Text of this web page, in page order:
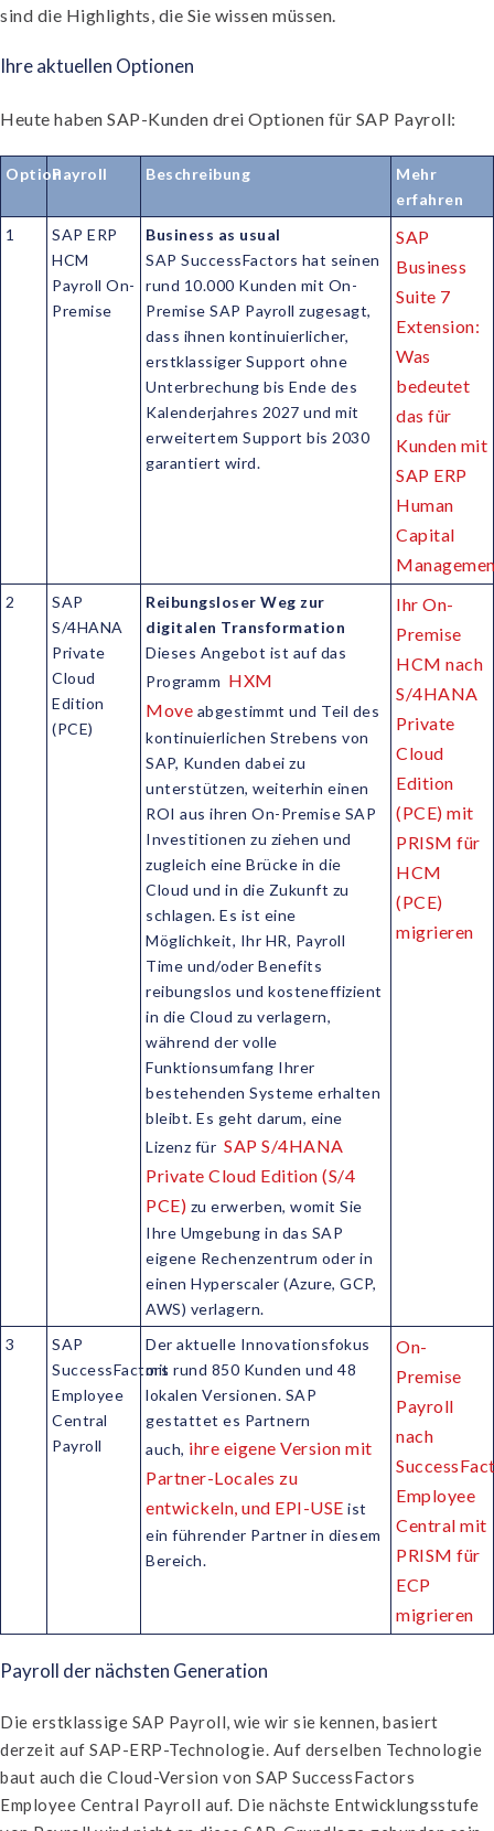
sind die Highlights, die Sie wissen müssen.
Ihre aktuellen Optionen
Heute haben SAP-Kunden drei Optionen für SAP Payroll:
OptionPayroll Beschreibung
Mehr
erfahren
1
SAP ERP
HCM
Payroll On-
Premise
Business as usual
SAP SuccessFactors hat seinen
rund 10.000 Kunden mit On-
Premise SAP Payroll zugesagt,
dass ihnen kontinuierlicher,
erstklassiger Support ohne
Unterbrechung bis Ende des
Kalenderjahres 2027 und mit
erweitertem Support bis 2030
garantiert wird.
SAP
Business
Suite 7
Extension:
Was
bedeutet
das für
Kunden mit
SAP ERP
Human
Capital
2
SAP
S/4HANA
Private
Cloud
Edition
(PCE)
Reibungsloser Weg zur
digitalen Transformation
Dieses Angebot ist auf das
Programm HXM
Move abgestimmt und Teil des
kontinuierlichen Strebens von
SAP, Kunden dabei zu
unterstützen, weiterhin einen
ROI aus ihren On-Premise SAP
Investitionen zu ziehen und
zugleich eine Brücke in die
Cloud und in die Zukunft zu
schlagen. Es ist eine
Möglichkeit, Ihr HR, Payroll
Time und/oder Benefits
reibungslos und kosteneffizient
in die Cloud zu verlagern,
während der volle
Funktionsumfang Ihrer
bestehenden Systeme erhalten
bleibt. Es geht darum, eine
Lizenz für SAP S/4HANA
Private Cloud Edition (S/4
PCE) zu erwerben, womit Sie
Ihre Umgebung in das SAP
eigene Rechenzentrum oder in
einen Hyperscaler (Azure, GCP,
AWS) verlagern.
Ihr On-
Premise
HCM nach
S/4HANA
Private
Cloud
Edition
(PCE) mit
PRISM für
HCM
(PCE)
migrieren
3
SAP
SuccessFactors
Employee
Central
Payroll
Der aktuelle Innovationsfokus
mit rund 850 Kunden und 48
lokalen Versionen. SAP
gestattet es Partnern
auch, ihre eigene Version mit
Partner-Locales zu
entwickeln, und EPI-USE ist
ein führender Partner in diesem
Bereich.
On-
Premise
Payroll
nach
Employee
Central mit
PRISM für
ECP
migrieren
Payroll der nächsten Generation
Die erstklassige SAP Payroll, wie wir sie kennen, basiert
derzeit auf SAP-ERP-Technologie. Auf derselben Technologie
baut auch die Cloud-Version von SAP SuccessFactors
Employee Central Payroll auf. Die nächste Entwicklungsstufe